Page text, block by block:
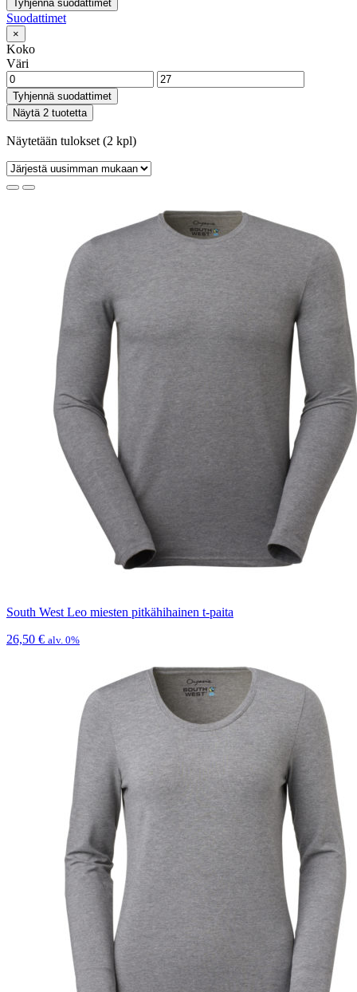
Tyhjennä suodattimet
Suodattimet
×
Koko
Väri
Tyhjennä suodattimet
Näytä 2 tuotetta
Näytetään tulokset (2 kpl)
South West Leo miesten pitkähihainen t-paita
26,50 € alv. 0%